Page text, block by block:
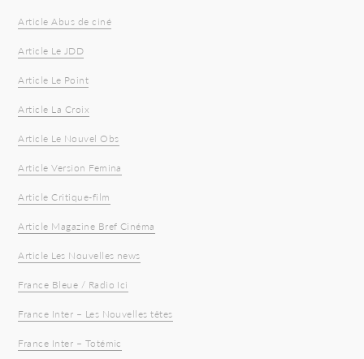
Article Abus de ciné
Article Le JDD
Article Le Point
Article La Croix
Article Le Nouvel Obs
Article Version Femina
Article Critique-film
Article Magazine Bref Cinéma
Article Les Nouvelles news
France Bleue / Radio Ici
France Inter – Les Nouvelles têtes
France Inter – Totémic